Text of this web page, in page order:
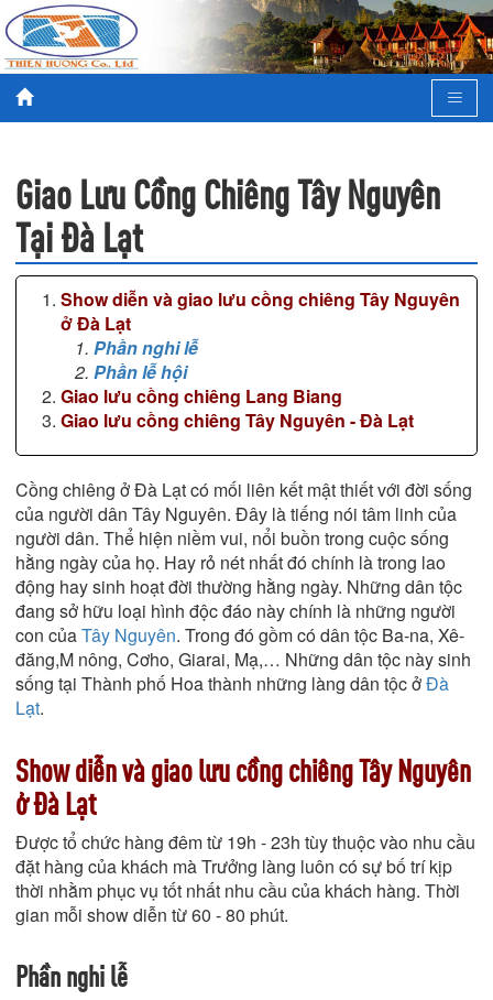
Giao Lưu Cồng Chiêng Tây Nguyên
Tại Đà Lạt
Show diễn và giao lưu cồng chiêng Tây Nguyên
ở Đà Lạt
Phần nghi lễ
Phần lễ hội
Giao lưu cồng chiêng Lang Biang
Giao lưu cồng chiêng Tây Nguyên - Đà Lạt
Cồng chiêng ở Đà Lạt có mối liên kết mật thiết với đời sống
của người dân Tây Nguyên. Đây là tiếng nói tâm linh của
người dân. Thể hiện niềm vui, nổi buồn trong cuộc sống
hằng ngày của họ. Hay rỏ nét nhất đó chính là trong lao
động hay sinh hoạt đời thường hằng ngày. Những dân tộc
đang sở hữu loại hình độc đáo này chính là những người
con củaTây Nguyên. Trong đó gồm có dân tộc Ba-na, Xê-
đăng,M nông, Cơho, Giarai, Mạ,… Những dân tộc này sinh
sống tại Thành phố Hoa thành những làng dân tộc ởĐà
Lạt.
Show diễn và giao lưu cồng chiêng Tây Nguyên
ở Đà Lạt
Được tổ chức hàng đêm từ 19h - 23h tùy thuộc vào nhu cầu
đặt hàng của khách mà Trưởng làng luôn có sự bố trí kịp
thời nhằm phục vụ tốt nhất nhu cầu của khách hàng. Thời
gian mỗi show diễn từ 60 - 80 phút.
Phần nghi lễ